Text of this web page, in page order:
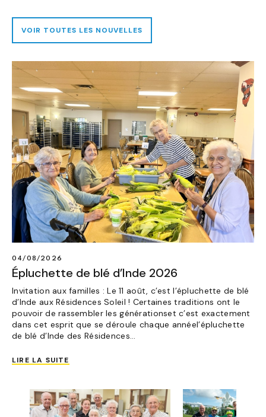
VOIR TOUTES LES NOUVELLES
04/08/2026
Épluchette de blé d’Inde 2026
Invitation aux familles : Le 11 août, c’est l’épluchette de blé
d’Inde aux Résidences Soleil ! Certaines traditions ont le
pouvoir de rassembler les générationset c’est exactement
dans cet esprit que se déroule chaque annéel’épluchette
de blé d’Inde des Résidences…
LIRE LA SUITE